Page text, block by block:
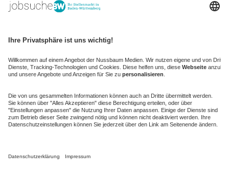
kaufinBW
NussbaumID
Nussbaum Medien
de.jobble.org